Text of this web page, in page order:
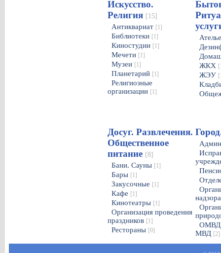
Искусство.
Религия [15]
Антиквариат [1]
Библиотеки [1]
Киностудии [1]
Мечети [1]
Музеи [1]
Планетарий [1]
Религиозные
организации [1]
ЖКХ
ЖЭУ
Досуг. Развлечения.
Общественное
питание [8]
Бани. Сауны [1]
Бары [1]
Закусочные [1]
Кафе [1]
Кинотеатры [1]
Организация проведения
праздников [1]
Рестораны [0]
МВД [2]